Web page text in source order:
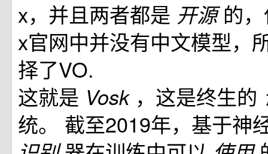
x，并且两者都是 开源的
x官网中并没有中文模型，
择了VO.
这就是 Vosk ，这是终生的
统。 截至2019年，基于神